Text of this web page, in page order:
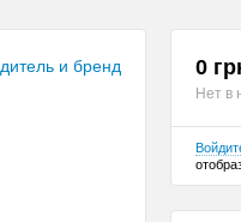
0
Нет в